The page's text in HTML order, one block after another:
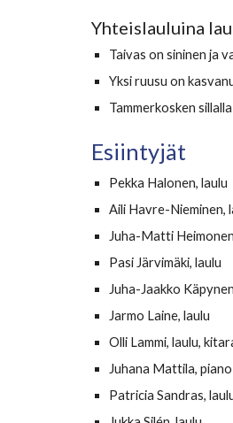
Yhteislauluina
Taivas on sininen ja
Yksi ruusu on
Tammerkosken sillalla
Esiintyjät
Pekka Halonen, laulu
Aili Havre-Nieminen,
Juha-Matti
Pasi Järvimäki, laulu
Juha-Jaakko
Jarmo Laine, laulu
Olli Lammi, laulu,
Juhana Mattila, piano
Patricia Sandras,